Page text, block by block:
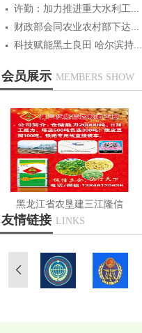
许勤：加力推进重大水利工...
财政部会同农业农村部下达...
科技赋能黑土良田 哈尔滨持...
会员展示 MEMBERS SHOW
黑龙江省农垦建三江隆信
友情链接 LINKS